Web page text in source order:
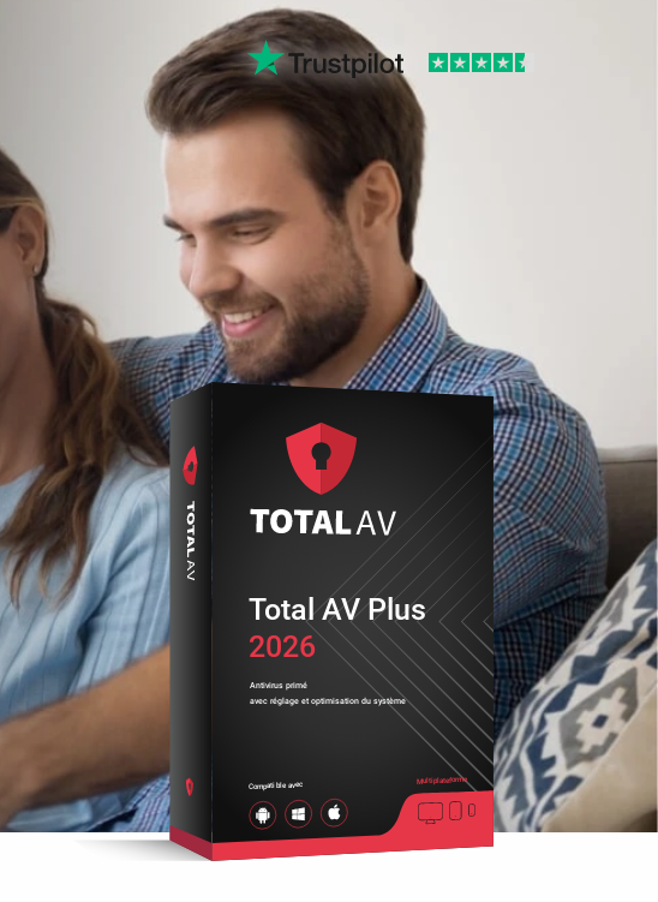
2026
Antivirus primé
avec réglage et optimisation du système
Compatible avec Multiplateforme
Total AV Plus